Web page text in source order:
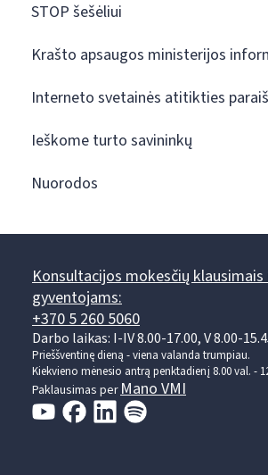
STOP šešėliui
Krašto apsaugos ministerijos
Interneto svetainės atitikties
Ieškome turto savininkų
Nuorodos
Konsultacijos mokesčių klausimais
gyventojams:
+370 5 260 5060
Darbo laikas: I-IV 8.00-17.00, V 8.00-
Prieššventinę dieną - viena valanda trumpiau.
Kiekvieno mėnesio antrą penktadienį 8.00 val. -
Paklausimas perMano VMI